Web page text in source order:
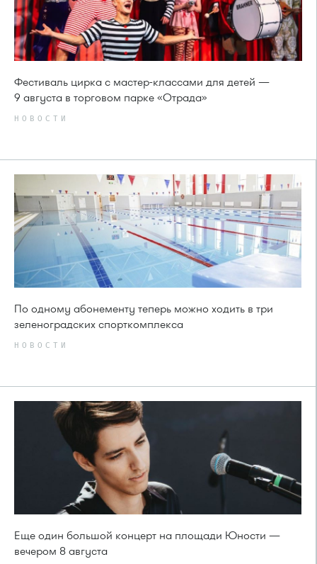
Фестиваль цирка с мастер-классами для детей —
9 августа в торговом парке «Отрада»
НОВОСТИ
По одному абонементу теперь можно ходить в три
зеленоградских спорткомплекса
НОВОСТИ
Еще один большой концерт на площади Юности —
вечером 8 августа